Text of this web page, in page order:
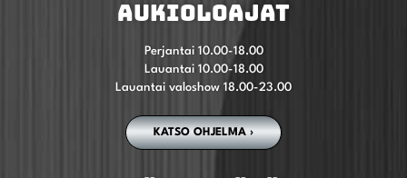
AUKIOLOAJAT
Perjantai 10.00-18.00
Lauantai 10.00-18.00
Lauantai valoshow 18.00-23.00
KATSO OHJELMA ›